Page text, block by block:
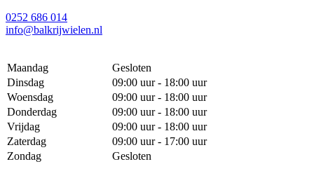
0252 686 014
info@balkrijwielen.nl
Maandag
Gesloten
Dinsdag
09:00 uur - 18:00 uur
Woensdag
09:00 uur - 18:00 uur
Donderdag
09:00 uur - 18:00 uur
Vrijdag
09:00 uur - 18:00 uur
Zaterdag
09:00 uur - 17:00 uur
Zondag
Gesloten